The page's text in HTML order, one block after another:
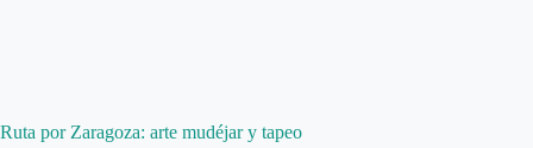
Ruta por Zaragoza: arte mudéjar y tapeo